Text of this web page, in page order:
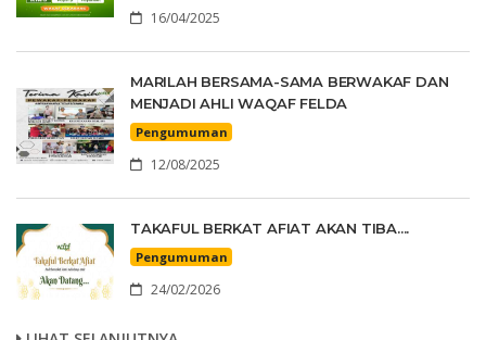
16/04/2025
MARILAH BERSAMA-SAMA BERWAKAF DAN
MENJADI AHLI WAQAF FELDA
Pengumuman
12/08/2025
TAKAFUL BERKAT AFIAT AKAN TIBA....
Pengumuman
24/02/2026